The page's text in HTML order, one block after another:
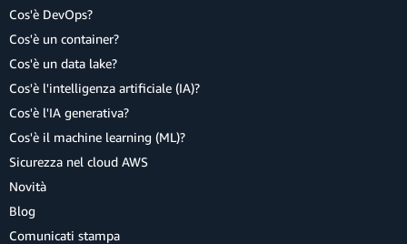
Cos'è DevOps?
Cos'è un container?
Cos'è un data lake?
Cos'è l'intelligenza artificiale (IA)?
Cos'è l'IA generativa?
Cos'è il machine learning (ML)?
Sicurezza nel cloud AWS
Novità
Blog
Comunicati stampa